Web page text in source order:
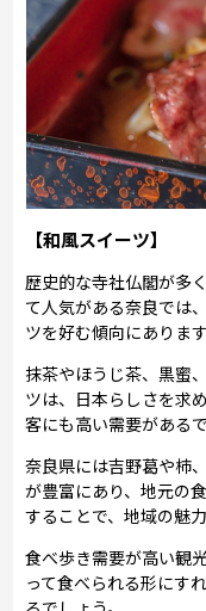
【和風スイーツ】
歴史的な寺社仏閣が多
て人気がある奈良では
ツを好む傾向にあります
抹茶やほうじ茶、黒蜜
ツは、日本らしさを求
客にも高い需要があるで
奈良県には吉野葛や柿
が豊富にあり、地元の
することで、地域の魅
食べ歩き需要が高い観
って食べられる形にす